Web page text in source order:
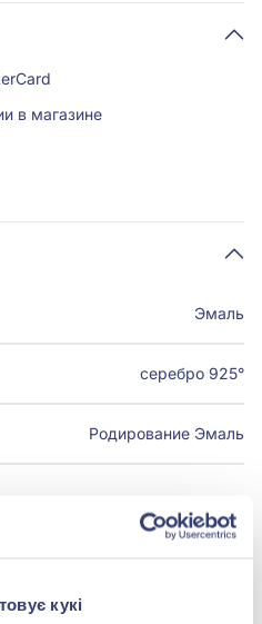
кукі
в магазине
Эмаль
серебро 925°
Родирование Эмаль